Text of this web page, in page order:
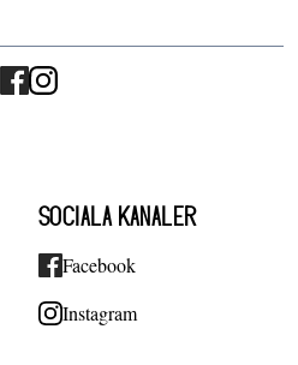
SOCIALA KANALER
Facebook
Instagram